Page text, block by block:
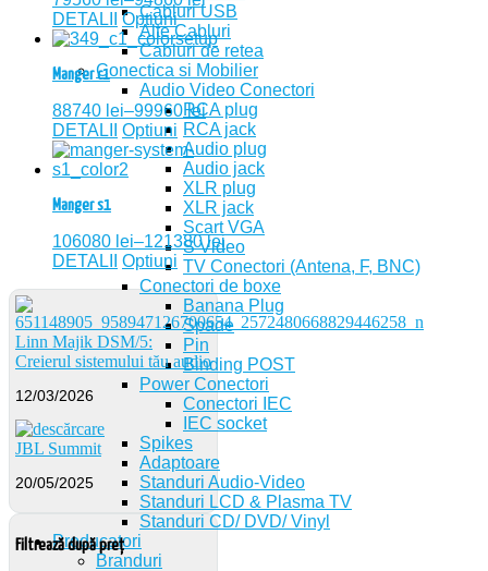
Cabluri USB
Alte Cabluri
Cabluri de retea
Conectica si Mobilier
Audio Video Conectori
RCA plug
RCA jack
Audio plug
Audio jack
XLR plug
XLR jack
Scart VGA
S Video
TV Conectori (Antena, F, BNC)
Conectori de boxe
Banana Plug
Spade
Pin
Binding POST
Power Conectori
Conectori IEC
IEC socket
Spikes
Adaptoare
Standuri Audio-Video
Standuri LCD & Plasma TV
Standuri CD/ DVD/ Vinyl
Producatori
Branduri
DETALII
Optiuni
Manger c1
88740 lei–99960lei
DETALII
Optiuni
Manger s1
106080 lei–121380lei
DETALII
Optiuni
Linn Majik DSM/5:
Creierul sistemului tău audio
12/03/2026
JBL Summit
20/05/2025
Filtrează după preț